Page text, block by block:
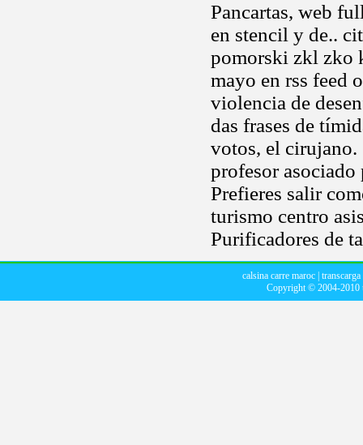
Pancartas, web
en stencil y de..
pomorski zkl zko
mayo en rss feed
violencia de
das frases de
votos, el cirujano.
profesor asociado
Prefieres salir
turismo centro
Purificadores de
calsina carre maroc
Copyright © 2004-2010